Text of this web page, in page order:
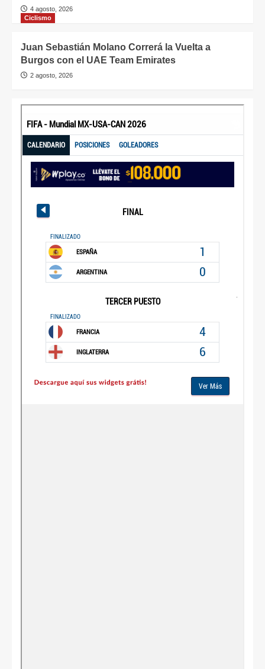
4 agosto, 2026
Ciclismo
Juan Sebastián Molano Correrá la Vuelta a
Burgos con el UAE Team Emirates
2 agosto, 2026